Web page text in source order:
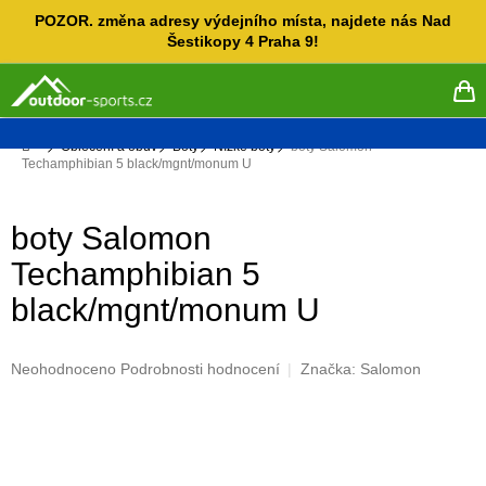
POZOR. změna adresy výdejního místa, najdete nás Nad
Šestikopy 4 Praha 9!
Domů
Oblečení a obuv Boty Nízké boty
boty Salomon
Techamphibian 5 black/mgnt/monum U
boty Salomon
Techamphibian 5
black/mgnt/monum U
Průměrné
Neohodnoceno Podrobnosti hodnocení Značka: Salomon